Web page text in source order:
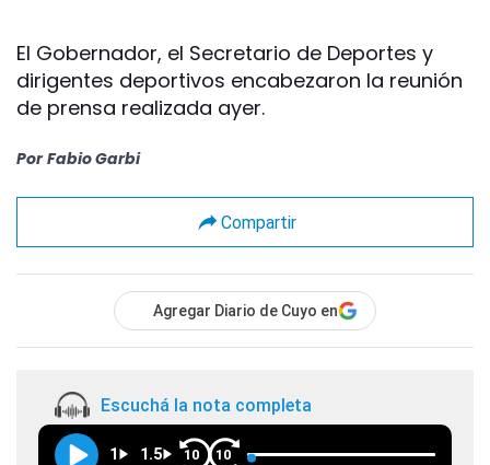
El Gobernador, el Secretario de Deportes y
dirigentes deportivos encabezaron la reunión
de prensa realizada ayer.
Por Fabio Garbi
Compartir
Agregar Diario de Cuyo en
Escuchá la nota completa
1 1.5 10 10